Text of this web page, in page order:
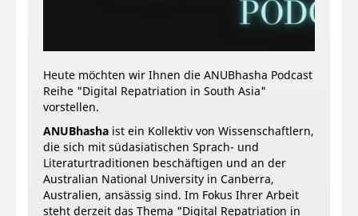
Heute möchten wir Ihnen die ANUBhasha Podcast
Reihe "Digital Repatriation in South Asia"
vorstellen.
ANUBhasha ist ein Kollektiv von Wissenschaftlern,
die sich mit südasiatischen Sprach- und
Literaturtraditionen beschäftigen und an der
Australian National University in Canberra,
Australien, ansässig sind. Im Fokus Ihrer Arbeit
steht derzeit das Thema "Digital Repatriation in